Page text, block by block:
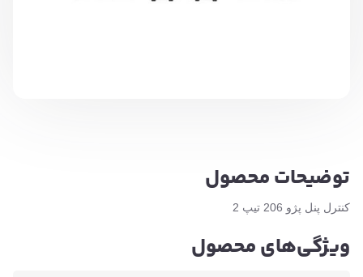
توضیحات محصول
کنترل پنل پژو 206 تیپ 2
ویژگی‌های محصول